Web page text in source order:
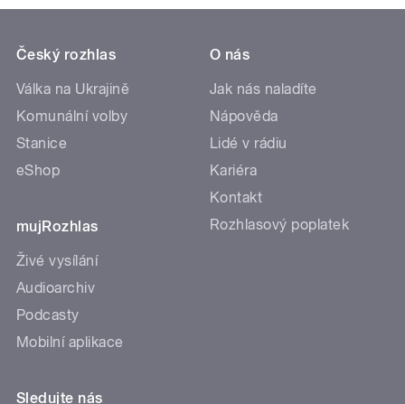
Český rozhlas
Válka na Ukrajině
Komunální volby
Stanice
eShop
mujRozhlas
Živé vysílání
Audioarchiv
Podcasty
Mobilní aplikace
O nás
Jak nás naladíte
Nápověda
Lidé v rádiu
Kariéra
Kontakt
Rozhlasový poplatek
Sledujte nás